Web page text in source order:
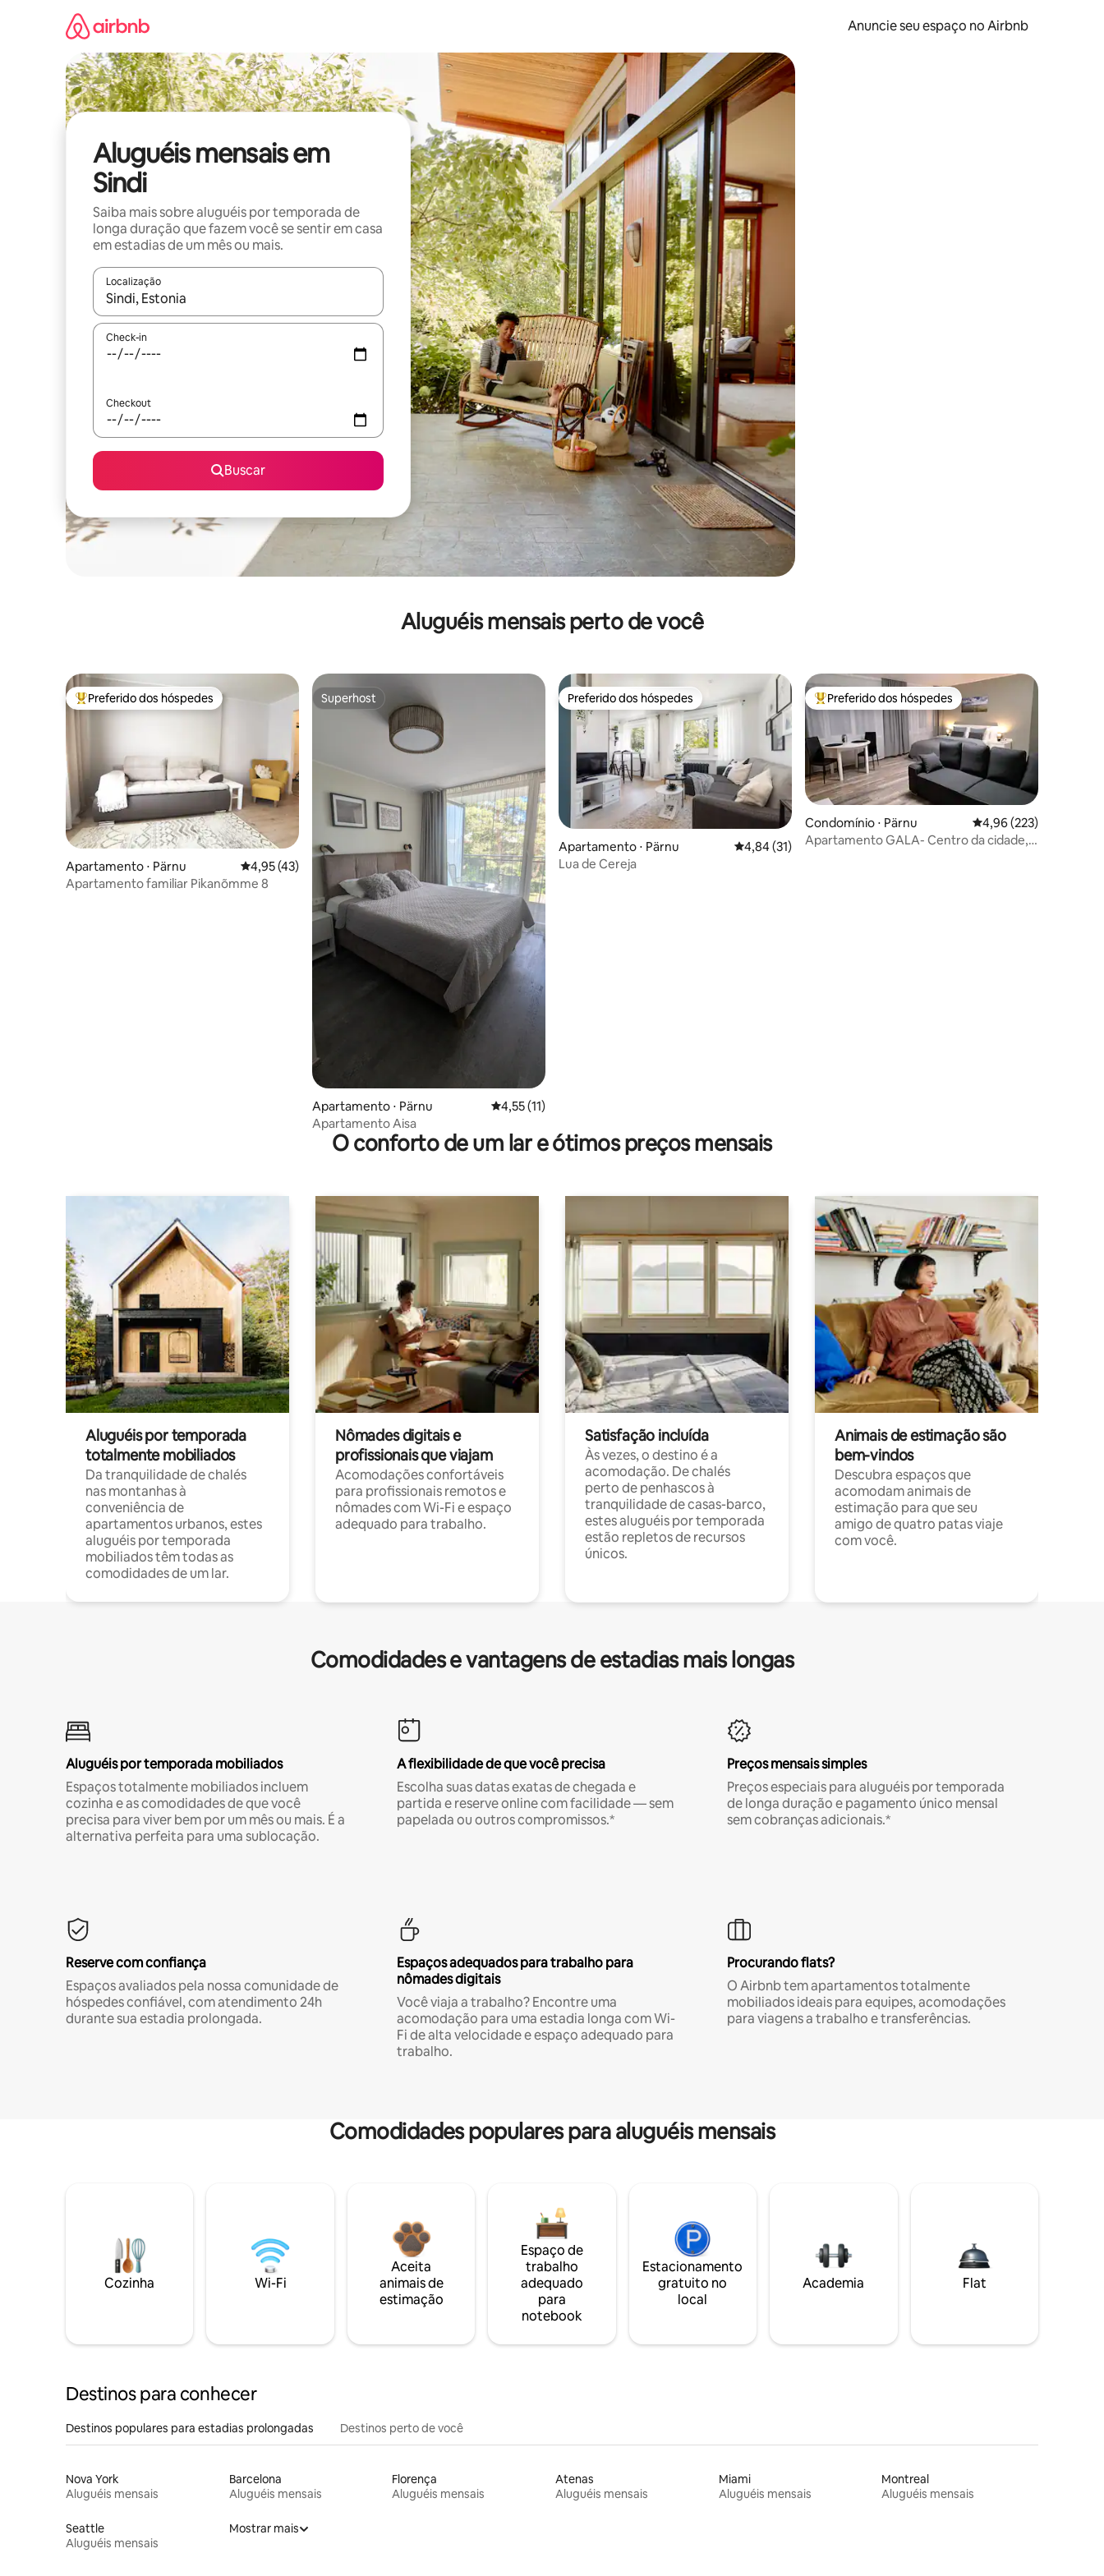
Anuncie seu espaço no Airbnb
Aluguéis mensais em
Sindi
Saiba mais sobre aluguéis por temporada de
longa duração que fazem você se sentir em casa
em estadias de um mês ou mais.
Localização
Quando os resultados estiverem disponíveis, explore-os usando as seta para cima e para baixo do teclado ou tocando e deslizando o dedo na tela.
Check-in
Checkout
Buscar
Aluguéis mensais perto de você
Entre os melhores preferidos dos hóspedes
Preferido dos hóspedes
Apartamento ⋅ Pärnu 4,95 de uma avaliação média de 5, 43 avaliações
4,95 (43)
Apartamento familiar Pikanõmme 8
Superhost
Superhost
Apartamento ⋅ Pärnu 4,55 de uma avaliação média de 5, 11 avaliações
4,55 (11)
Apartamento Aisa
Preferido dos hóspedes
Preferido dos hóspedes
Apartamento ⋅ Pärnu 4,84 de uma avaliação média de 5, 31 avaliações
4,84 (31)
Lua de Cereja
Entre os melhores preferidos dos hóspedes
Preferido dos hóspedes
Condomínio ⋅ Pärnu 4,96 de uma avaliação
4,96 (223)
Apartamento GALA- Centro da cidade,
O conforto de um lar e ótimos preços mensais
Aluguéis por temporada
totalmente mobiliados
Da tranquilidade de chalés
nas montanhas à
conveniência de
apartamentos urbanos, estes
aluguéis por temporada
mobiliados têm todas as
comodidades de um lar.
Nômades digitais e
profissionais que viajam
Acomodações confortáveis
para profissionais remotos e
nômades com Wi-Fi e espaço
adequado para trabalho.
Satisfação incluída
Às vezes, o destino é a
acomodação. De chalés
perto de penhascos à
tranquilidade de casas-barco,
estes aluguéis por temporada
estão repletos de recursos
únicos.
Animais de estimação são
bem-vindos
Descubra espaços que
acomodam animais de
estimação para que seu
amigo de quatro patas viaje
com você.
Comodidades e vantagens de estadias mais longas
Aluguéis por temporada mobiliados
Espaços totalmente mobiliados incluem
cozinha e as comodidades de que você
precisa para viver bem por um mês ou mais. É a
alternativa perfeita para uma sublocação.
A flexibilidade de que você precisa
Escolha suas datas exatas de chegada e
partida e reserve online com facilidade — sem
papelada ou outros compromissos.*
Preços mensais simples
Preços especiais para aluguéis por temporada
de longa duração e pagamento único mensal
sem cobranças adicionais.*
Reserve com confiança
Espaços avaliados pela nossa comunidade de
hóspedes confiável, com atendimento 24h
durante sua estadia prolongada.
Espaços adequados para trabalho para
nômades digitais
Você viaja a trabalho? Encontre uma
acomodação para uma estadia longa com Wi-
Fi de alta velocidade e espaço adequado para
trabalho.
Procurando flats?
O Airbnb tem apartamentos totalmente
mobiliados ideais para equipes, acomodações
para viagens a trabalho e transferências.
Comodidades populares para aluguéis mensais
Cozinha Wi-Fi
Aceita
animais de
estimação
Espaço de
trabalho
adequado
para
notebook
Estacionamento
gratuito no
local
Academia Flat
Destinos para conhecer
Destinos populares para estadias prolongadas Destinos perto de você
Nova York
Aluguéis mensais
Barcelona
Aluguéis mensais
Florença
Aluguéis mensais
Atenas
Aluguéis mensais
Miami
Aluguéis mensais
Montreal
Aluguéis mensais
Seattle
Aluguéis mensais
Mostrar mais